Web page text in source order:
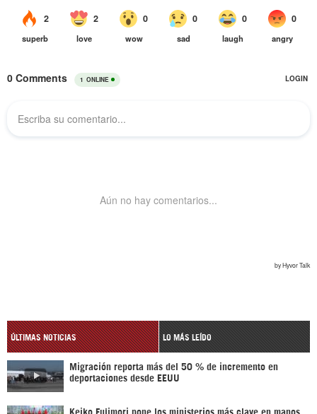
ÚLTIMAS NOTICIAS LO MÁS LEÍDO
Migración reporta más del 50 % de incremento en
deportaciones desde EEUU
Keiko Fujimori pone los ministerios más clave en manos